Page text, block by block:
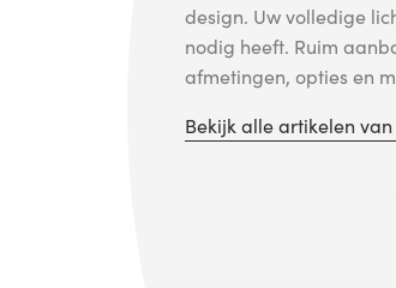
design. Uw volledige
nodig heeft. Ruim
afmetingen, opties en
Bekijk alle artikelen van